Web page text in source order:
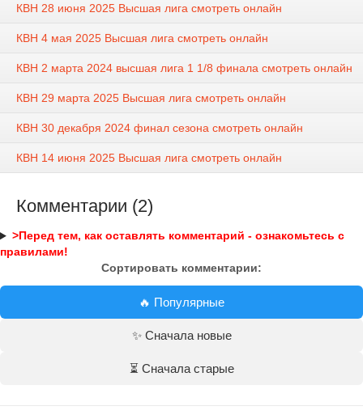
КВН 28 июня 2025 Высшая лига смотреть онлайн
КВН 4 мая 2025 Высшая лига смотреть онлайн
КВН 2 марта 2024 высшая лига 1 1/8 финала смотреть онлайн
КВН 29 марта 2025 Высшая лига смотреть онлайн
КВН 30 декабря 2024 финал сезона смотреть онлайн
КВН 14 июня 2025 Высшая лига смотреть онлайн
Комментарии (2)
>Перед тем, как оставлять комментарий - ознакомьтесь с
правилами!
Сортировать комментарии:
🔥 Популярные
✨ Сначала новые
⏳ Сначала старые